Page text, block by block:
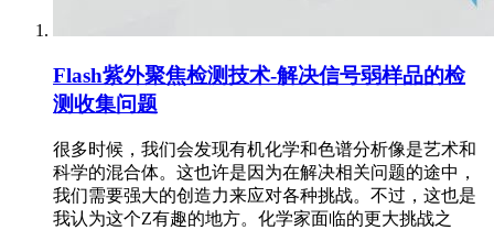
Flash紫外聚焦检测技术-解决信号弱样品的检
测收集问题
很多时候，我们会发现有机化学和色谱分析像是艺术和
科学的混合体。这也许是因为在解决相关问题的途中，
我们需要强大的创造力来应对各种挑战。不过，这也是
我认为这个Z有趣的地方。化学家面临的更大挑战之